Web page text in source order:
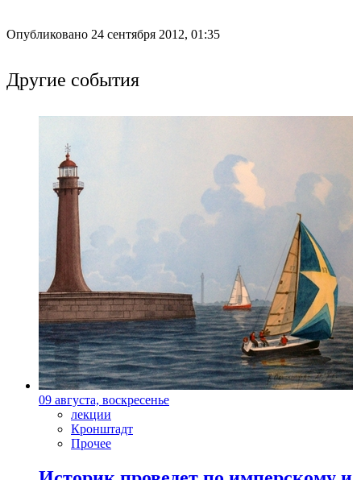
Опубликовано 24 сентября 2012, 01:35
Другие события
09 августа, воскресенье
лекции
Кронштадт
Прочее